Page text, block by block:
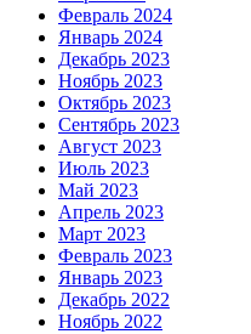
Февраль 2024
Январь 2024
Декабрь 2023
Ноябрь 2023
Октябрь 2023
Сентябрь 2023
Август 2023
Июль 2023
Май 2023
Апрель 2023
Март 2023
Февраль 2023
Январь 2023
Декабрь 2022
Ноябрь 2022